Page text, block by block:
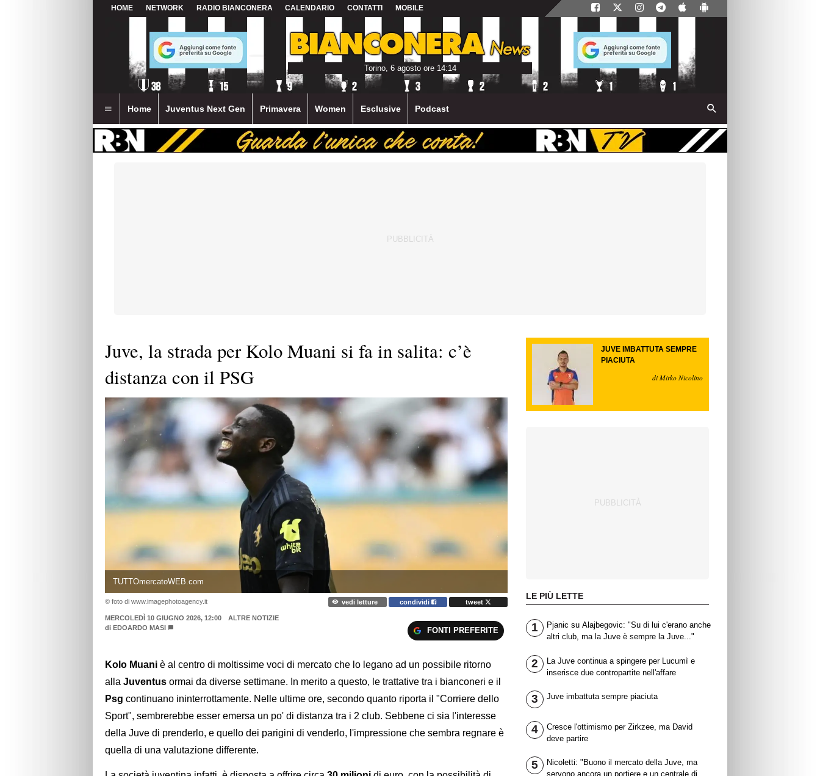
HOME NETWORK RADIO BIANCONERA CALENDARIO CONTATTI MOBILE
Torino, 6 agosto ore 14:14
Home Juventus Next Gen Primavera Women Esclusive Podcast
Juve, la strada per Kolo Muani si fa in salita: c’è
distanza con il PSG
TUTTOmercatoWEB.com
© foto di www.imagephotoagency.it vedi letture condividi tweet
MERCOLEDÌ 10 GIUGNO 2026, 12:00
ALTRE NOTIZIE
di EDOARDO MASI FONTI PREFERITE
Kolo Muani è al centro di moltissime voci di mercato che lo legano ad un possibile ritorno
alla Juventus ormai da diverse settimane. In merito a questo, le trattative tra i bianconeri e il
Psg continuano ininterrottamente. Nelle ultime ore, secondo quanto riporta il "Corriere dello
Sport", sembrerebbe esser emersa un po' di distanza tra i 2 club. Sebbene ci sia l'interesse
della Juve di prenderlo, e quello dei parigini di venderlo, l'impressione che sembra regnare è
quella di una valutazione differente.
JUVE IMBATTUTA SEMPRE
PIACIUTA
di Mirko Nicolino
LE PIÙ LETTE
1
Pjanic su Alajbegovic: "Su di lui c'erano anche
altri club, ma la Juve è sempre la Juve..."
2
La Juve continua a spingere per Lucumì e
inserisce due contropartite nell'affare
3 Juve imbattuta sempre piaciuta
4
Cresce l'ottimismo per Zirkzee, ma David
deve partire
5
Nicoletti: "Buono il mercato della Juve, ma
servono ancora un portiere e un centrale di